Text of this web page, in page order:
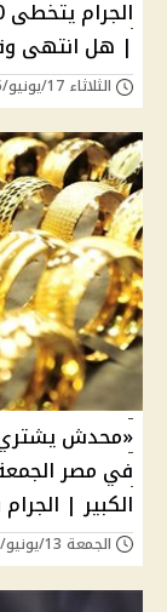
| هل انتهى
الثلاثاء 17/يونيو/2025 - 10:05 م
«محدش يشتري
الكبير |
الجمعة 13/يونيو/2025 - 09:22 ص